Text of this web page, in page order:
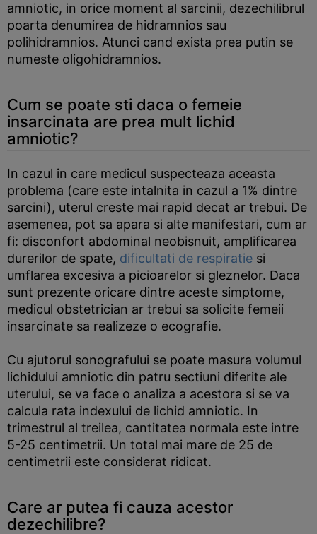
amniotic, in orice moment al sarcinii, dezechilibrul
poarta denumirea de hidramnios sau
polihidramnios. Atunci cand exista prea putin se
numeste oligohidramnios.
Cum se poate sti daca o femeie
insarcinata are prea mult lichid
amniotic?
In cazul in care medicul suspecteaza aceasta
problema (care este intalnita in cazul a 1% dintre
sarcini), uterul creste mai rapid decat ar trebui. De
asemenea, pot sa apara si alte manifestari, cum ar
fi: disconfort abdominal neobisnuit, amplificarea
durerilor de spate, dificultati de respiratie si
umflarea excesiva a picioarelor si gleznelor. Daca
sunt prezente oricare dintre aceste simptome,
medicul obstetrician ar trebui sa solicite femeii
insarcinate sa realizeze o ecografie.
Cu ajutorul sonografului se poate masura volumul
lichidului amniotic din patru sectiuni diferite ale
uterului, se va face o analiza a acestora si se va
calcula rata indexului de lichid amniotic. In
trimestrul al treilea, cantitatea normala este intre
5-25 centimetrii. Un total mai mare de 25 de
centimetrii este considerat ridicat.
Care ar putea fi cauza acestor
dezechilibre?